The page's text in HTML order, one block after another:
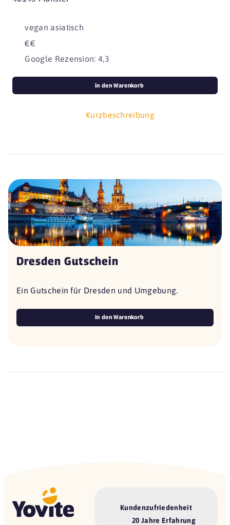
vegan asiatisch
€€
Google Rezension: 4,3
Kurzbeschreibung
in den Warenkorb
Dresden Gutschein
Ein Gutschein für Dresden und Umgebung.
In den Warenkorb
Kundenzufriedenheit
20 Jahre Erfahrung